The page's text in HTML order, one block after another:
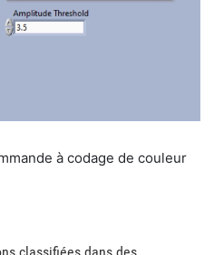
à codage de couleur